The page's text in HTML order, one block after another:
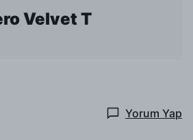
Velvet T
Yorum Yap